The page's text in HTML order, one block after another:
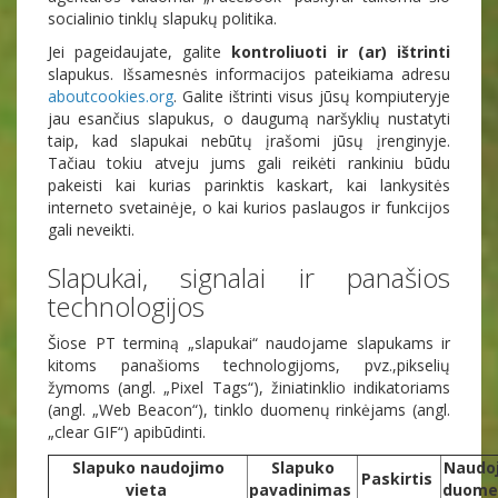
socialinio tinklų slapukų politika.
Jei pageidaujate, galite kontroliuoti ir (ar) ištrinti
slapukus. Išsamesnės informacijos pateikiama adresu
aboutcookies.org. Galite ištrinti visus jūsų kompiuteryje
jau esančius slapukus, o daugumą naršyklių nustatyti
taip, kad slapukai nebūtų įrašomi jūsų įrenginyje.
Tačiau tokiu atveju jums gali reikėti rankiniu būdu
pakeisti kai kurias parinktis kaskart, kai lankysitės
interneto svetainėje, o kai kurios paslaugos ir funkcijos
gali neveikti.
Slapukai, signalai ir panašios
technologijos
Šiose PT terminą „slapukai“ naudojame slapukams ir
kitoms panašioms technologijoms, pvz.,pikselių
žymoms (angl. „Pixel Tags“), žiniatinklio indikatoriams
(angl. „Web Beacon“), tinklo duomenų rinkėjams (angl.
„clear GIF“) apibūdinti.
Slapuko naudojimo
vieta
Slapuko
pavadinimas
Paskirtis